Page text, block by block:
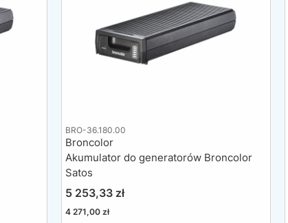
BRO-36.180.00
Akumulator do generatorów Broncolor
Satos
Broncolor
Cena
5 253,33 zł
Cena
4 271,00 zł